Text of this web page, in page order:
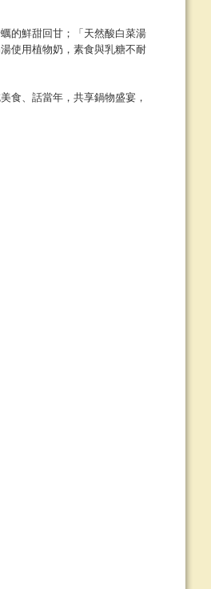
的鮮甜回甘；「天然酸白菜湯
使用植物奶，素食與乳糖不耐
食、話當年，共享鍋物盛宴，